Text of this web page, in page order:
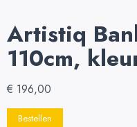
Artistiq
110cm,
€ 196,00
Bestellen